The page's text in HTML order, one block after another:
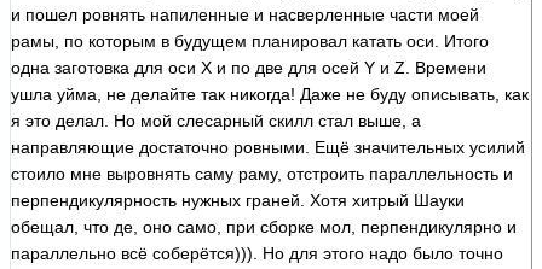
и пошел ровнять напиленные и насверленные части моей
рамы, по которым в будущем планировал катать оси. Итого
одна заготовка для оси Х и по две для осей Y и Z. Времени
ушла уйма, не делайте так никогда! Даже не буду описывать, как
я это делал. Но мой слесарный скилл стал выше, а
направляющие достаточно ровными. Ещё значительных усилий
стоило мне выровнять саму раму, отстроить параллельность и
перпендикулярность нужных граней. Хотя хитрый Шауки
обещал, что де, оно само, при сборке мол, перпендикулярно и
параллельно всё соберётся))). Но для этого надо было точно